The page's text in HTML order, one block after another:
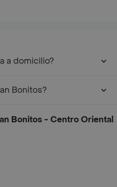
a domicilio?
Bonitos?
Bonitos - Centro Oriental